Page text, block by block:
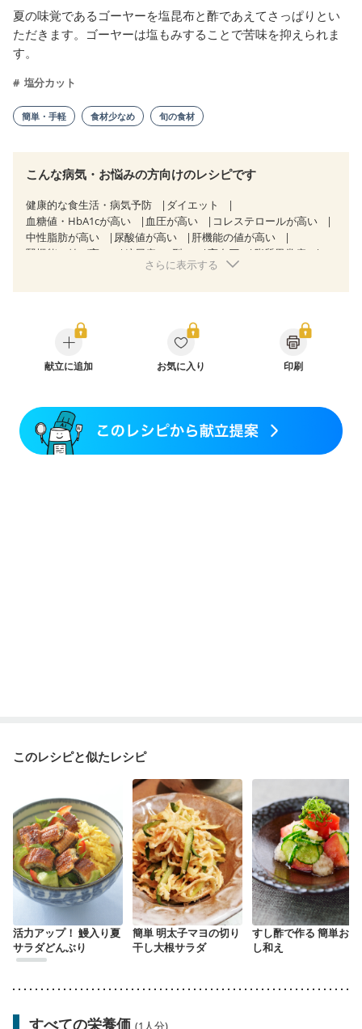
夏の味覚であるゴーヤーを塩昆布と酢であえてさっぱりとい
ただきます。ゴーヤーは塩もみすることで苦味を抑えられま
す。
塩分カット
簡単・手軽 食材少なめ 旬の食材
こんな病気・お悩みの方向けのレシピです
健康的な食生活・病気予防
ダイエット
血糖値・HbA1cが高い
血圧が高い
コレステロールが高い
中性脂肪が高い
尿酸値が高い
肝機能の値が高い
腎機能の値が高い
糖尿病（2型） 高血圧
脂質異常症
狭心症 心筋梗塞
糖尿病性腎症（第３期）
CKD（ステージ１）
CKD（ステージ２）
CKD（ステージ３a）
CKD（ステージ３b）
透析
乳がん（抗がん剤治療中）
妊婦健診・体重増加が気になる（初期）
妊婦健診・血圧が気になる（初期）
妊婦健診・血糖値が気になる（初期）
さらに表示する
献立に追加 お気に入り 印刷
このレシピと似たレシピ
活力アップ！ 鰻入り夏
サラダどんぶり
簡単 明太子マヨの切り
干し大根サラダ
すし酢で作る 簡単おろ
し和え
すべての栄養価 (1人分)